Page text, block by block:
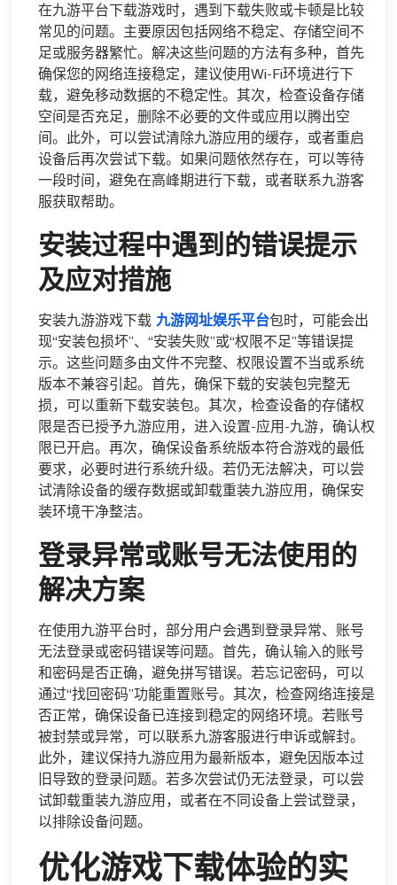
在九游平台下载游戏时，遇到下载失败或卡顿是比较
常见的问题。主要原因包括网络不稳定、存储空间不
足或服务器繁忙。解决这些问题的方法有多种，首先
确保您的网络连接稳定，建议使用Wi-Fi环境进行下
载，避免移动数据的不稳定性。其次，检查设备存储
空间是否充足，删除不必要的文件或应用以腾出空
间。此外，可以尝试清除九游应用的缓存，或者重启
设备后再次尝试下载。如果问题依然存在，可以等待
一段时间，避免在高峰期进行下载，或者联系九游客
服获取帮助。
安装过程中遇到的错误提示
及应对措施
安装九游游戏下载 九游网址娱乐平台包时，可能会出
现“安装包损坏”、“安装失败”或“权限不足”等错误提
示。这些问题多由文件不完整、权限设置不当或系统
版本不兼容引起。首先，确保下载的安装包完整无
损，可以重新下载安装包。其次，检查设备的存储权
限是否已授予九游应用，进入设置-应用-九游，确认权
限已开启。再次，确保设备系统版本符合游戏的最低
要求，必要时进行系统升级。若仍无法解决，可以尝
试清除设备的缓存数据或卸载重装九游应用，确保安
装环境干净整洁。
登录异常或账号无法使用的
解决方案
在使用九游平台时，部分用户会遇到登录异常、账号
无法登录或密码错误等问题。首先，确认输入的账号
和密码是否正确，避免拼写错误。若忘记密码，可以
通过“找回密码”功能重置账号。其次，检查网络连接是
否正常，确保设备已连接到稳定的网络环境。若账号
被封禁或异常，可以联系九游客服进行申诉或解封。
此外，建议保持九游应用为最新版本，避免因版本过
旧导致的登录问题。若多次尝试仍无法登录，可以尝
试卸载重装九游应用，或者在不同设备上尝试登录，
以排除设备问题。
优化游戏下载体验的实